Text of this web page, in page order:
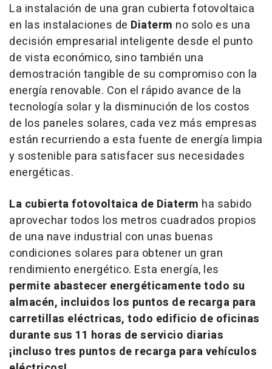
La instalación de una gran cubierta fotovoltaica
en las instalaciones de Diaterm no solo es una
decisión empresarial inteligente desde el punto
de vista económico, sino también una
demostración tangible de su compromiso con la
energía renovable. Con el rápido avance de la
tecnología solar y la disminución de los costos
de los paneles solares, cada vez más empresas
están recurriendo a esta fuente de energía limpia
y sostenible para satisfacer sus necesidades
energéticas.
La cubierta fotovoltaica de Diaterm ha sabido
aprovechar todos los metros cuadrados propios
de una nave industrial con unas buenas
condiciones solares para obtener un gran
rendimiento energético. Esta energía, les
permite abastecer energéticamente todo su
almacén, incluidos los puntos de recarga para
carretillas eléctricas, todo edificio de oficinas
durante sus 11 horas de servicio diarias
¡incluso tres puntos de recarga para vehículos